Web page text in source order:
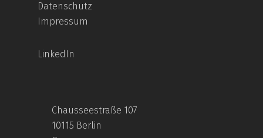
Datenschutz
Impressum
LinkedIn
Chausseestraße 107
10115 Berlin